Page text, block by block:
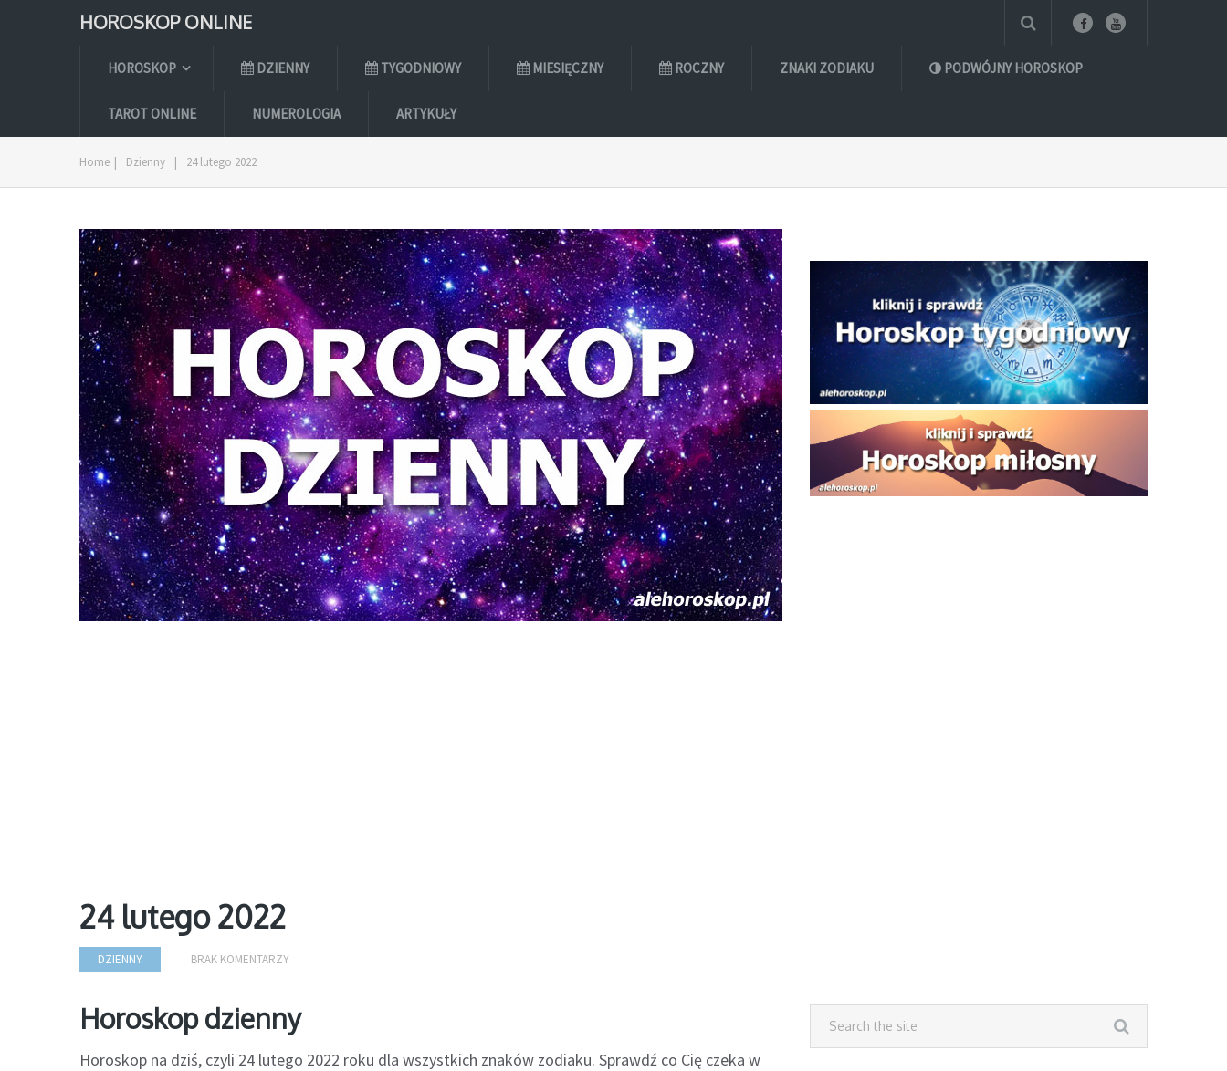
HOROSKOP ONLINE
HOROSKOP DZIENNY TYGODNIOWY MIESIĘCZNY ROCZNY ZNAKI ZODIAKU PODWÓJNY HOROSKOP
TAROT ONLINE NUMEROLOGIA ARTYKUŁY
Home | Dzienny | 24 lutego 2022
24 lutego 2022
DZIENNY BRAK KOMENTARZY
Horoskop dzienny
Horoskop na dziś, czyli 24 lutego 2022 roku dla wszystkich znaków zodiaku. Sprawdź co Cię czeka w